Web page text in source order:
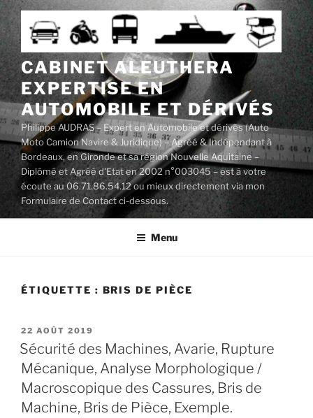
Aller
au
contenu
principalCABINET ALEUTHERA
EXPERTISE EN
AUTOMOBILE ET DÉRIVÉS
Philippe AUDRAS – Expert en Automobile et dérivés (Auto
Moto Camion Navire & Juridique) – Agréé & Indépendant à
Bordeaux, en Gironde et sa région Nouvelle Aquitaine –
Diplômé et Agréé d'Etat en 2002 n°003045 – est à votre
écoute au 06.71.86.54.12 ou mieux directement via mon
Formulaire de Contact ci-dessous.
Menu
ÉTIQUETTE : BRIS DE PIÈCE
PUBLIÉ
LE
22 AOÛT 2019
Sécurité des Machines, Avarie, Rupture
Mécanique, Analyse Morphologique /
Macroscopique des Cassures, Bris de
Machine, Bris de Pièce, Exemple.